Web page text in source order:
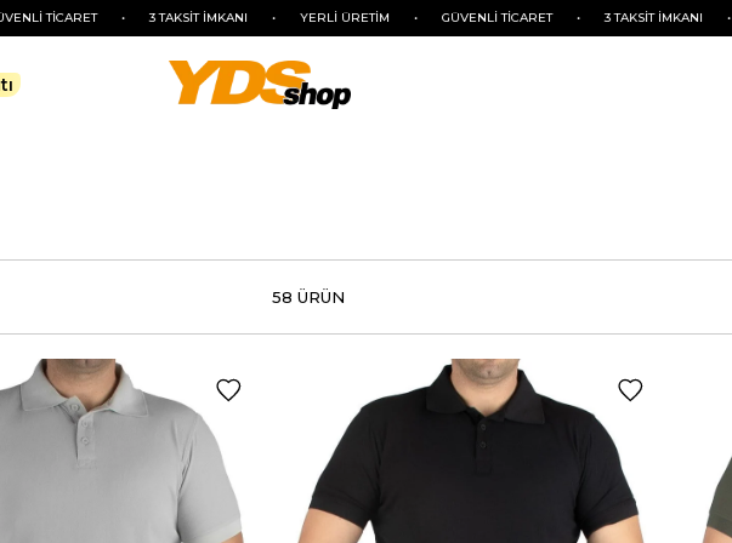
• 3 TAKSİT İMKANI • YERLİ ÜRETİM • GÜVENLİ TİCARET • 3 TAKSİT İMKANI • YERLİ ÜRETİM
58 ÜRÜN